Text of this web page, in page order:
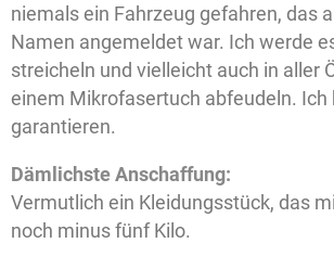
niemals ein Fahrzeug gefahren, das
Namen angemeldet war. Ich werde
streicheln und vielleicht auch in aller
einem Mikrofasertuch abfeudeln. Ich
garantieren.
Dämlichste Anschaffung:
Vermutlich ein Kleidungsstück, das
noch minus fünf Kilo.